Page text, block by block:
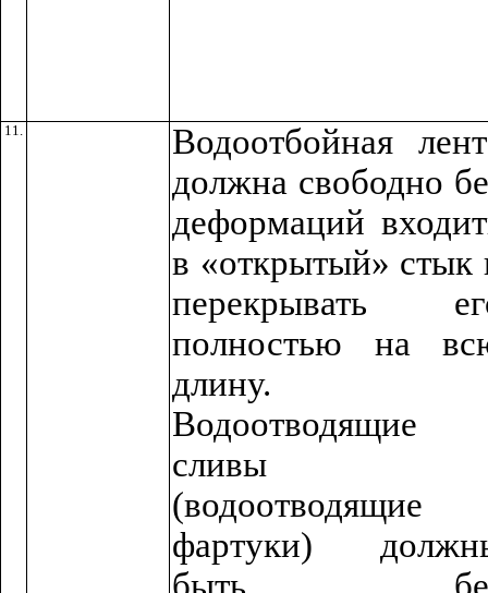
11.
Водоотбойная
должна свободно
деформаций
в «открытый» стык
перекрывать
полностью на
длину.
Водоотводящие
сливы
(водоотводящие
фартуки)